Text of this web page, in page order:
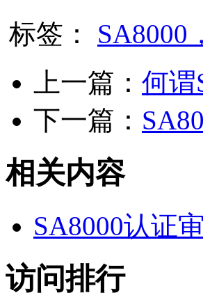
标签： SA8000
上一篇： 何谓
下一篇：
相关内容
SA8000认证
访问排行